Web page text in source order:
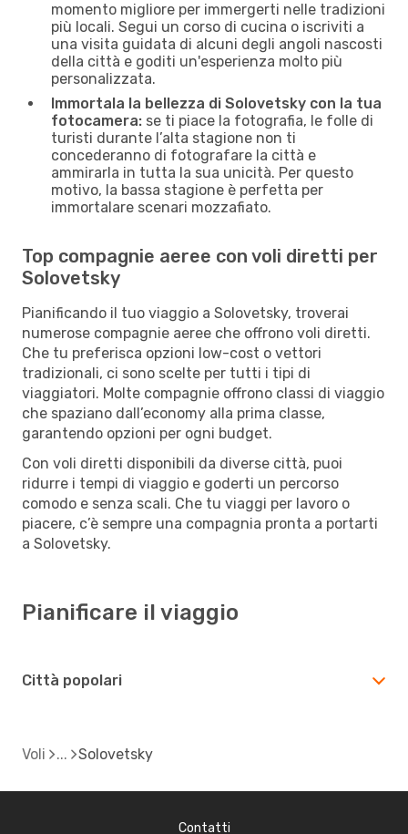
momento migliore per immergerti nelle tradizioni
più locali. Segui un corso di cucina o iscriviti a
una visita guidata di alcuni degli angoli nascosti
della città e goditi un'esperienza molto più
personalizzata.
Immortala la bellezza di Solovetsky con la tua
fotocamera: se ti piace la fotografia, le folle di
turisti durante l’alta stagione non ti
concederanno di fotografare la città e
ammirarla in tutta la sua unicità. Per questo
motivo, la bassa stagione è perfetta per
immortalare scenari mozzafiato.
Top compagnie aeree con voli diretti per
Solovetsky
Pianificando il tuo viaggio a Solovetsky, troverai
numerose compagnie aeree che offrono voli diretti.
Che tu preferisca opzioni low-cost o vettori
tradizionali, ci sono scelte per tutti i tipi di
viaggiatori. Molte compagnie offrono classi di viaggio
che spaziano dall’economy alla prima classe,
garantendo opzioni per ogni budget.
Con voli diretti disponibili da diverse città, puoi
ridurre i tempi di viaggio e goderti un percorso
comodo e senza scali. Che tu viaggi per lavoro o
piacere, c’è sempre una compagnia pronta a portarti
a Solovetsky.
Pianificare il viaggio
Città popolari
Voli Solovetsky
Contatti